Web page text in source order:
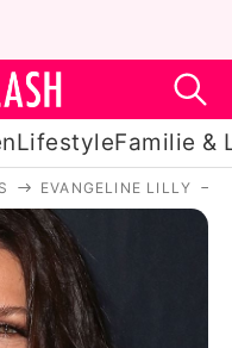
LifestyleFamilie &
EVANGELINE LILLY